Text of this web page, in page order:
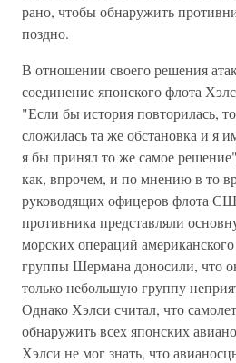
рано, чтобы обнаружить
поздно.
В отношении своего решения
соединение японского флота
"Если бы история повторилась,
сложилась та же обстановка и я
я бы принял то же самое
как, впрочем, и по мнению в то
руководящих офицеров флота
противника представляли
морских операций
группы Шермана доносили, что
только небольшую группу
Однако Хэлси считал, что
обнаружить всех японских
Хэлси не мог знать, что